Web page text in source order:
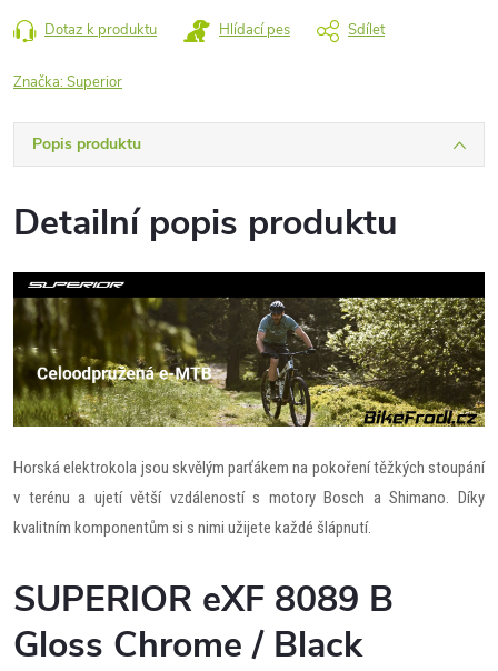
Dotaz k produktu Hlídací pes Sdílet
Značka:Superior
Popis produktu
Detailní popis produktu
Horská elektrokola jsou skvělým parťákem na pokoření těžkých stoupání
v terénu a ujetí větší vzdáleností s motory Bosch a Shimano. Díky
kvalitním komponentům si s nimi užijete každé šlápnutí.
SUPERIOR eXF 8089 B
Gloss Chrome / Black